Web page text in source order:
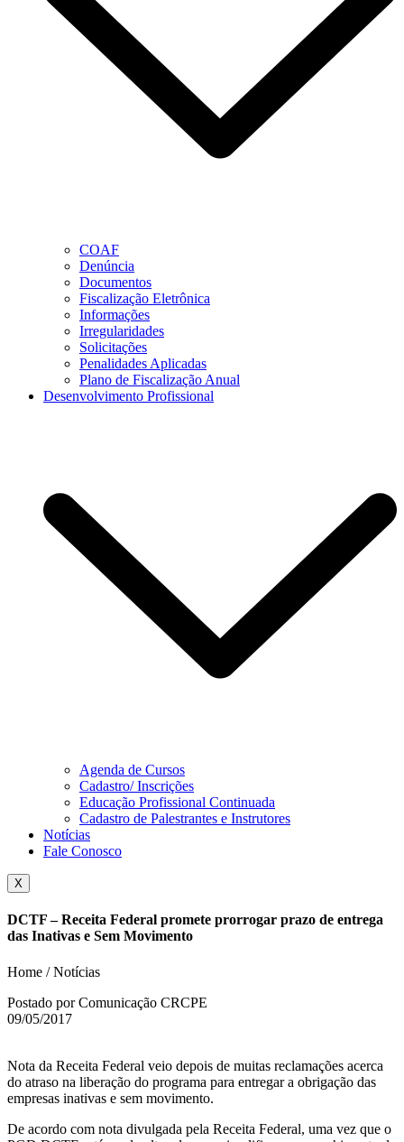
COAF
Denúncia
Documentos
Fiscalização Eletrônica
Informações
Irregularidades
Solicitações
Penalidades Aplicadas
Plano de Fiscalização Anual
Desenvolvimento Profissional
Agenda de Cursos
Cadastro/ Inscrições
Educação Profissional Continuada
Cadastro de Palestrantes e Instrutores
Notícias
Fale Conosco
X
DCTF – Receita Federal promete prorrogar prazo de entrega
das Inativas e Sem Movimento
Home / Notícias
Postado por Comunicação CRCPE
09/05/2017
Nota da Receita Federal veio depois de muitas reclamações acerca
do atraso na liberação do programa para entregar a obrigação das
empresas inativas e sem movimento.
De acordo com nota divulgada pela Receita Federal, uma vez que o